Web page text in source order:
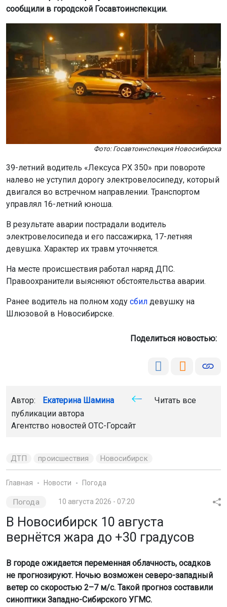
сообщили в городской Госавтоинспекции.
Фото: Госавтоинспекция Новосибирска
39-летний водитель «Лексуса РХ 350» при повороте
налево не уступил дорогу электровелосипеду, который
двигался во встречном направлении. Транспортом
управлял 16-летний юноша.
В результате аварии пострадали водитель
электровелосипеда и его пассажирка, 17-летняя
девушка. Характер их травм уточняется.
На месте происшествия работал наряд ДПС.
Правоохранители выясняют обстоятельства аварии.
Ранее водитель на полном ходу сбил девушку на
Шлюзовой в Новосибирске.
Поделиться новостью:
Автор: Екатерина Шамина
Читать все
публикации автора
Агентство новостей ОТС-Горсайт
ДТП происшествия Новосибирск
Главная Новости Погода
Погода 10 августа 2026 - 07:20
В Новосибирск 10 августа
вернётся жара до +30 градусов
В городе ожидается переменная облачность, осадков
не прогнозируют. Ночью возможен северо-западный
ветер со скоростью 2–7 м/с. Такой прогноз составили
синоптики Западно-Сибирского УГМС.